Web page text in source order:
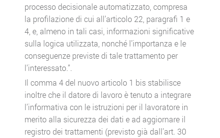
processo decisionale automatizzato, compresa
la profilazione di cui all’articolo 22, paragrafi 1 e
4, e, almeno in tali casi, informazioni significative
sulla logica utilizzata, nonché l’importanza e le
conseguenze previste di tale trattamento per
l’interessato.”.
Il comma 4 del nuovo articolo 1 bis stabilisce
inoltre che il datore di lavoro è tenuto a integrare
l’informativa con le istruzioni per il lavoratore in
merito alla sicurezza dei dati e ad aggiornare il
registro dei trattamenti (previsto già dall’art. 30